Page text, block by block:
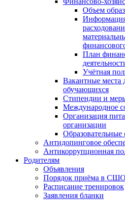
Объем
План
Учётная
Вакантные места
обучающихся
Стипендии и
Международное
Организация
организации
Образовательные
Антидопинговое
Антикоррупционная
Родителям
Объявления
Порядок приёма в
Расписание тренировок
Заявления бланки